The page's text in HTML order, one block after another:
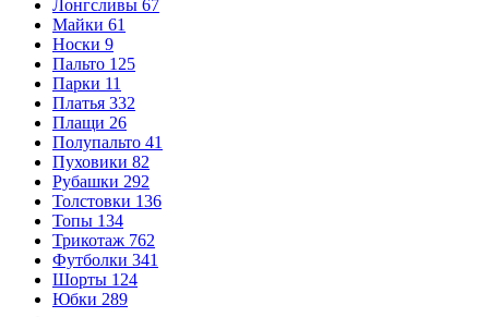
Лонгсливы 67
Майки 61
Носки 9
Пальто 125
Парки 11
Платья 332
Плащи 26
Полупальто 41
Пуховики 82
Рубашки 292
Толстовки 136
Топы 134
Трикотаж 762
Футболки 341
Шорты 124
Юбки 289